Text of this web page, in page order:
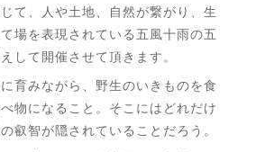
て、人や土地、自然が繋がり、生
場を表現されている五風十雨の五
して開催させて頂きます。
育みながら、野生のいきものを食
物になること。そこにはどれだけ
叡智が隠されていることだろう。